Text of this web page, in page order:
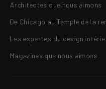
Architectes que nous aimons
De Chicago au Temple de la
Les expertes du design
Magazines que nous aimons